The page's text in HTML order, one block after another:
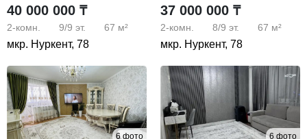
40 000 000 ₸
2-комн. 9/9 эт. 67 м²
мкр. Нуркент, 78
37 000 000 ₸
2-комн. 8/9 эт. 67 м²
мкр. Нуркент, 78
6 фото 6 фото